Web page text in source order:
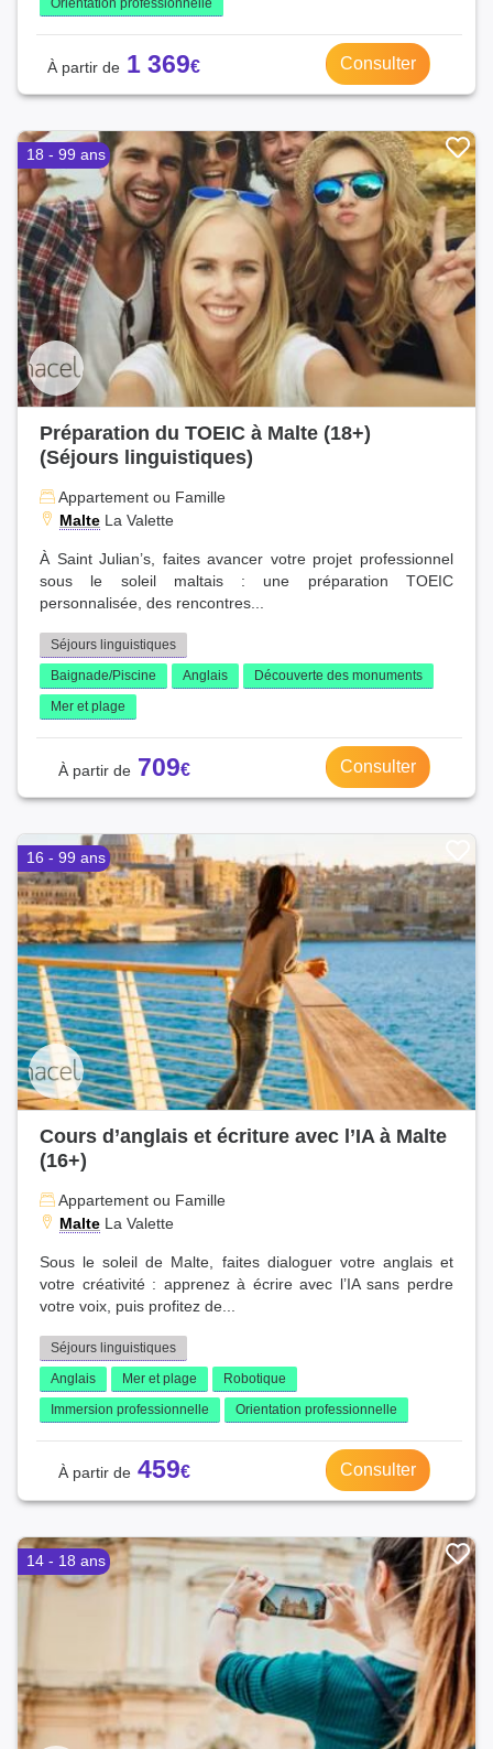
Orientation professionnelle
1 369 Consulter
18 - 99 ans
Préparation du TOEIC à Malte (18+)
(Séjours linguistiques)
Appartement ou Famille
Malte La Valette
À Saint Julian’s, faites avancer votre projet professionnel
sous le soleil maltais : une préparation TOEIC
personnalisée, des rencontres...
Séjours linguistiques
Baignade/Piscine
Anglais
Découverte des monuments
Mer et plage
709 Consulter
16 - 99 ans
Cours d’anglais et écriture avec l’IA à Malte
(16+)
Appartement ou Famille
Malte La Valette
Sous le soleil de Malte, faites dialoguer votre anglais et
votre créativité : apprenez à écrire avec l’IA sans perdre
votre voix, puis profitez de...
Séjours linguistiques
Anglais
Mer et plage
Robotique
Immersion professionnelle
Orientation professionnelle
459 Consulter
14 - 18 ans